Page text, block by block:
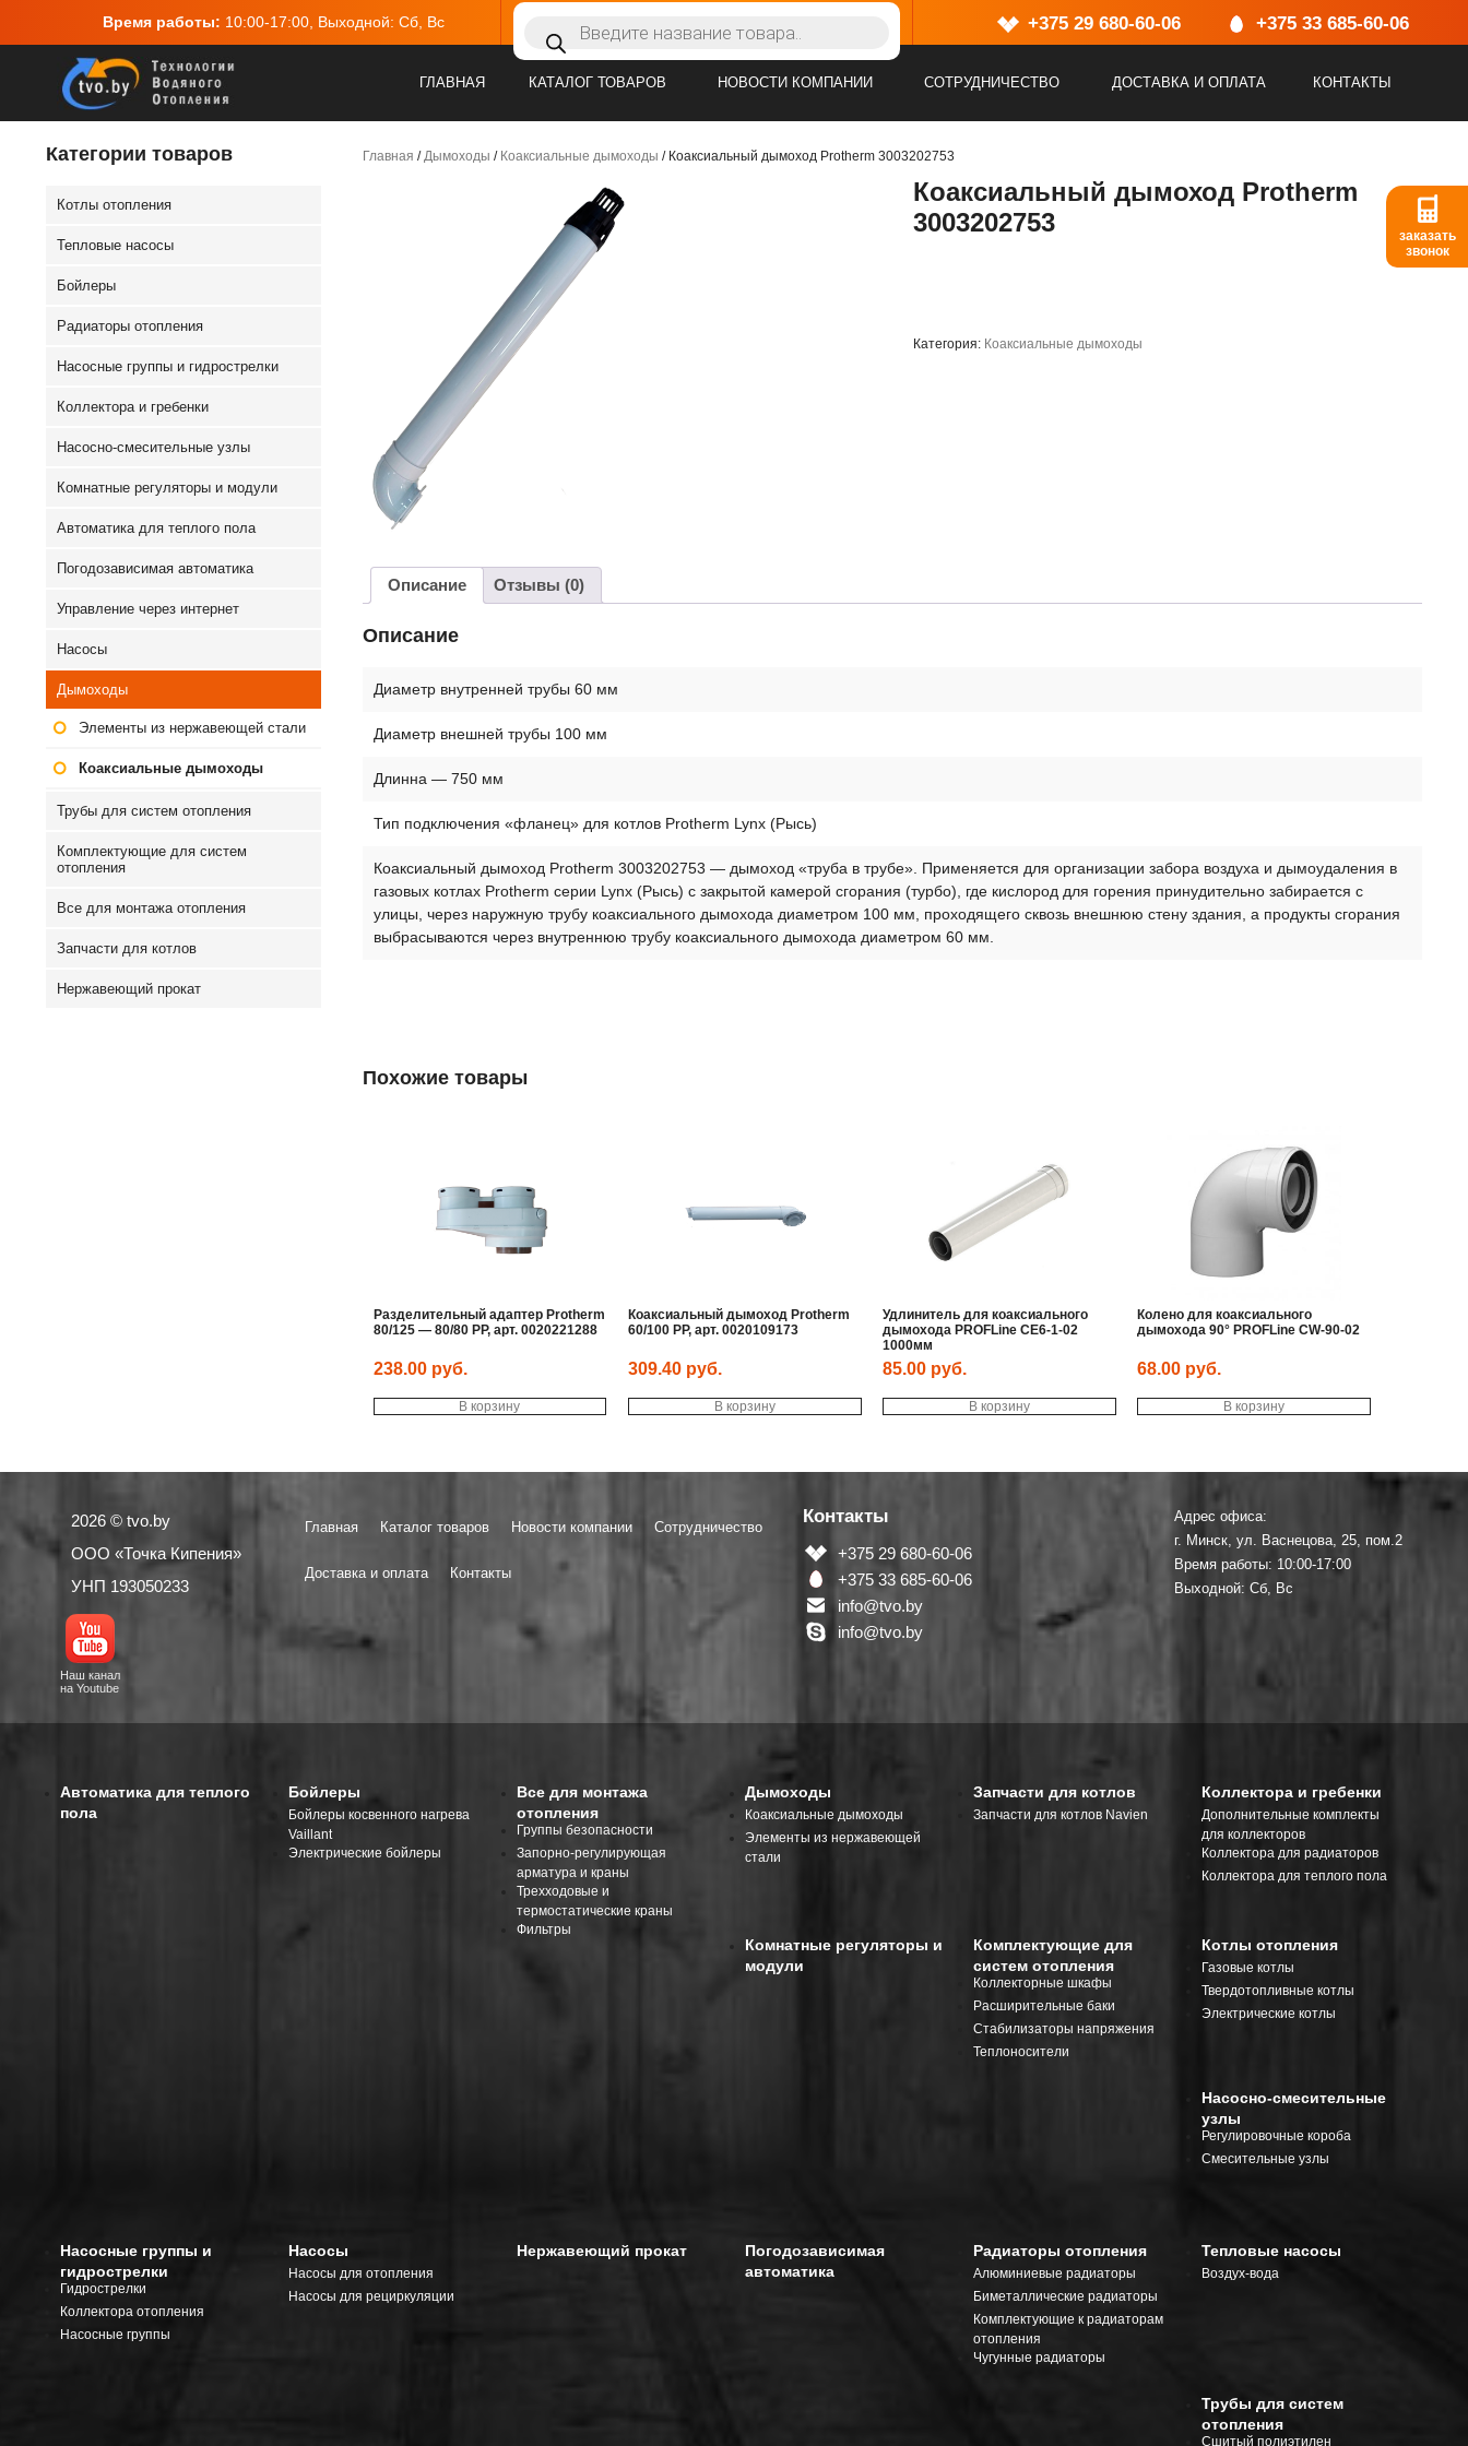
заказать
звонок
Время работы:10:00-17:00, Выходной: Сб, Вс
товаров
+375 29 680-60-06 +375 33 685-60-06
ГЛАВНАЯ КАТАЛОГ ТОВАРОВ НОВОСТИ КОМПАНИИ СОТРУДНИЧЕСТВО ДОСТАВКА И ОПЛАТА КОНТАКТЫ
Главная /Дымоходы / Коаксиальные дымоходы / Коаксиальный дымоход Protherm 3003202753
Коаксиальный дымоход Protherm
3003202753
Категория: Коаксиальные дымоходы
Описание Отзывы (0)
Описание
Диаметр внутренней трубы 60 мм
Диаметр внешней трубы 100 мм
Длинна — 750 мм
Тип подключения «фланец» для котлов Protherm Lynx (Рысь)
Коаксиальный дымоход Protherm 3003202753 — дымоход «труба в трубе». Применяется для организации забора воздуха и дымоудаления в
газовых котлах Protherm серии Lynx (Рысь) с закрытой камерой сгорания (турбо), где кислород для горения принудительно забирается с
улицы, через наружную трубу коаксиального дымохода диаметром 100 мм, проходящего сквозь внешнюю стену здания, а продукты сгорания
выбрасываются через внутреннюю трубу коаксиального дымохода диаметром 60 мм.
Похожие товары
Разделительный адаптер Protherm
80/125 — 80/80 PP, арт. 0020221288
238.00 руб.
В корзину
Коаксиальный дымоход Protherm
60/100 PP, арт. 0020109173
309.40 руб.
В корзину
Удлинитель для коаксиального
дымохода PROFLine CE6-1-02
1000мм
85.00 руб.
В корзину
Колено для коаксиального
дымохода 90° PROFLine CW-90-02
68.00 руб.
В корзину
Категории товаров
Котлы отопления
Тепловые насосы
Бойлеры
Радиаторы отопления
Насосные группы и гидрострелки
Коллектора и гребенки
Насосно-смесительные узлы
Комнатные регуляторы и модули
Автоматика для теплого пола
Погодозависимая автоматика
Управление через интернет
Насосы
Дымоходы
Элементы из нержавеющей стали
Коаксиальные дымоходы
Трубы для систем отопления
Комплектующие для систем
отопления
Все для монтажа отопления
Запчасти для котлов
Нержавеющий прокат
2026 © tvo.by
ООО «Точка Кипения»
УНП 193050233
Наш канал
на Youtube
Главная Каталог товаров Новости компании Сотрудничество
Доставка и оплата Контакты
Контакты
+375 29 680-60-06
+375 33 685-60-06
info@tvo.by
info@tvo.by
Адрес офиса:
г. Минск, ул. Васнецова, 25, пом.2
Время работы: 10:00-17:00
Выходной: Сб, Вс
Автоматика для теплого
пола
Бойлеры
Бойлеры косвенного нагрева
Vaillant
Электрические бойлеры
Все для монтажа
отопления
Группы безопасности
Запорно-регулирующая
арматура и краны
Трехходовые и
термостатические краны
Фильтры
Дымоходы
Коаксиальные дымоходы
Элементы из нержавеющей
стали
Запчасти для котлов
Запчасти для котлов Navien
Коллектора и гребенки
Дополнительные комплекты
для коллекторов
Коллектора для радиаторов
Коллектора для теплого пола
Комнатные регуляторы и
модули
Комплектующие для
систем отопления
Коллекторные шкафы
Расширительные баки
Стабилизаторы напряжения
Теплоносители
Котлы отопления
Газовые котлы
Твердотопливные котлы
Электрические котлы
Насосно-смесительные
узлы
Регулировочные короба
Смесительные узлы
Насосные группы и
гидрострелки
Гидрострелки
Коллектора отопления
Насосные группы
Насосы
Насосы для отопления
Насосы для рециркуляции
Нержавеющий прокат Погодозависимая
автоматика
Радиаторы отопления
Алюминиевые радиаторы
Биметаллические радиаторы
Комплектующие к радиаторам
отопления
Чугунные радиаторы
Тепловые насосы
Воздух-вода
Трубы для систем
отопления
Сшитый полиэтилен